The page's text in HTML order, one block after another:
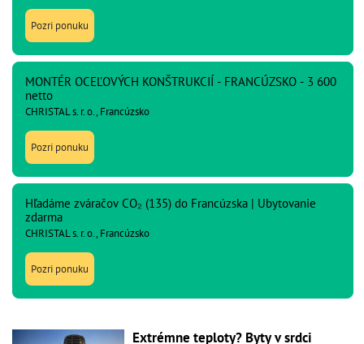
Pozri ponuku
MONTÉR OCEĽOVÝCH KONŠTRUKCIÍ - FRANCÚZSKO - 3 600
netto
CHRISTAL s. r. o., Francúzsko
Pozri ponuku
Hľadáme zváračov CO₂ (135) do Francúzska | Ubytovanie
zdarma
CHRISTAL s. r. o., Francúzsko
Pozri ponuku
Extrémne teploty? Byty v srdci